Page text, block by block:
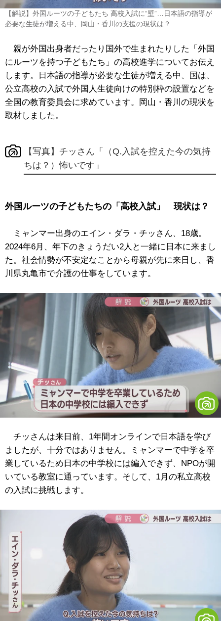
【解説】外国ルーツの子どもたち 高校入試に“壁”…日本語の指導が
必要な生徒が増える中、岡山・香川の支援の現状は？
親が外国出身者だったり国外で生まれたりした「外国
にルーツを持つ子どもたち」の高校進学についてお伝え
します。日本語の指導が必要な生徒が増える中、国は、
公立高校の入試で外国人生徒向けの特別枠の設置などを
全国の教育委員会に求めています。岡山・香川の現状を
取材しました。
【写真】チッさん「（Q.入試を控えた今の気持
ちは？）怖いです」
外国ルーツの子どもたちの「高校入試」 現状は？
ミャンマー出身のエイン・ダラ・チッさん、18歳。
2024年6月、年下のきょうだい2人と一緒に日本に来まし
た。社会情勢が不安定なことから母親が先に来日し、香
川県丸亀市で介護の仕事をしています。
チッさんは来日前、1年間オンラインで日本語を学び
ましたが、十分ではありません。ミャンマーで中学を卒
業しているため日本の中学校には編入できず、NPOが開
いている教室に通っています。そして、1月の私立高校
の入試に挑戦します。